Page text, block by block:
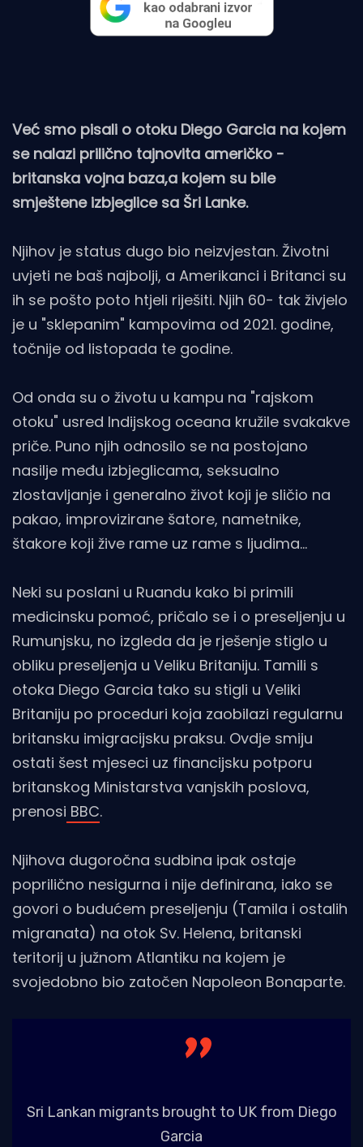
Već smo pisali o otoku Diego Garcia na kojem
se nalazi prilično tajnovita američko -
britanska vojna baza,a kojem su bile
smještene izbjeglice sa Šri Lanke.
Njihov je status dugo bio neizvjestan. Životni
uvjeti ne baš najbolji, a Amerikanci i Britanci su
ih se pošto poto htjeli riješiti. Njih 60- tak živjelo
je u "sklepanim" kampovima od 2021. godine,
točnije od listopada te godine.
Od onda su o životu u kampu na "rajskom
otoku" usred Indijskog oceana kružile svakakve
priče. Puno njih odnosilo se na postojano
nasilje među izbjeglicama, seksualno
zlostavljanje i generalno život koji je sličio na
pakao, improvizirane šatore, nametnike,
štakore koji žive rame uz rame s ljudima...
Neki su poslani u Ruandu kako bi primili
medicinsku pomoć, pričalo se i o preseljenju u
Rumunjsku, no izgleda da je rješenje stiglo u
obliku preseljenja u Veliku Britaniju. Tamili s
otoka Diego Garcia tako su stigli u Veliki
Britaniju po proceduri koja zaobilazi regularnu
britansku imigracijsku praksu. Ovdje smiju
ostati šest mjeseci uz financijsku potporu
britanskog Ministarstva vanjskih poslova,
prenosi BBC.
Njihova dugoročna sudbina ipak ostaje
poprilično nesigurna i nije definirana, iako se
govori o budućem preseljenju (Tamila i ostalih
migranata) na otok Sv. Helena, britanski
teritorij u južnom Atlantiku na kojem je
svojedobno bio zatočen Napoleon Bonaparte.
Sri Lankan migrants brought to UK from Diego
Garcia